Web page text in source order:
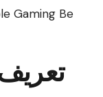
Gaming Be